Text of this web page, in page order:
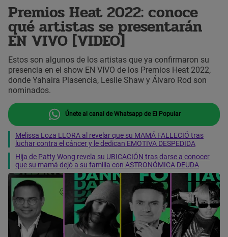
Premios Heat 2022: conoce
qué artistas se presentarán
EN VIVO [VIDEO]
Estos son algunos de los artistas que ya confirmaron su
presencia en el show EN VIVO de los Premios Heat 2022,
donde Yahaira Plasencia, Leslie Shaw y Álvaro Rod son
nominados.
Únete al canal de Whatsapp de El Popular
Melissa Loza LLORA al revelar que su MAMÁ FALLECIÓ tras
luchar contra el cáncer y le dedican EMOTIVA DESPEDIDA
Hija de Patty Wong revela su UBICACIÓN tras darse a conocer
que su mamá dejó a su familia con ASTRONÓMICA DEUDA